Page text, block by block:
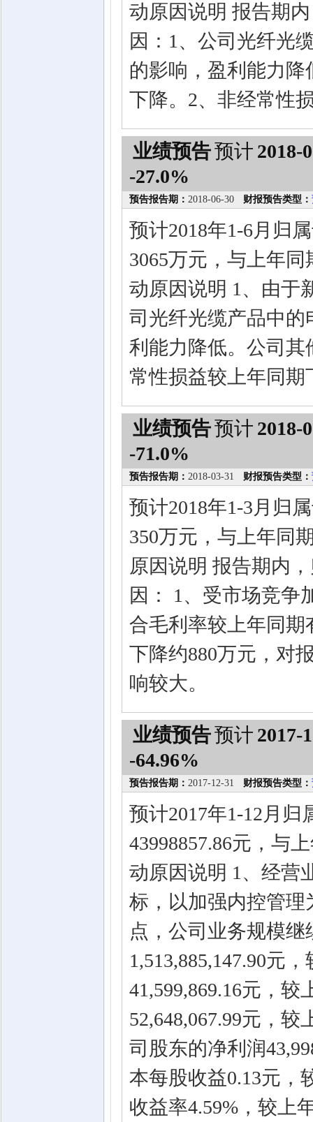
动原因说明 报告期
因：1、公司光纤光
的影响，盈利能力
下降。2、非经常性
业绩预告预计 2018-
-27.0%
预告报告期： 2018-06-30 财报预告类型：
预计2018年1-6月归
3065万元，与上年
动原因说明 1、由于
司光纤光缆产品中
利能力降低。公司其
常性损益较上年同期
业绩预告预计 2018-
-71.0%
预告报告期： 2018-03-31 财报预告类型：
预计2018年1-3月归
350万元，与上年同
原因说明 报告期内
因： 1、受市场竞争
合毛利率较上年同期
下降约880万元，对
响较大。
业绩预告预计 2017-
-64.96%
预告报告期： 2017-12-31 财报预告类型：
预计2017年1-12月
43998857.86元，与
动原因说明 1、经营
标，以加强内控管
点，公司业务规模
1,513,885,147.90元
41,599,869.16元，
52,648,067.99元，
司股东的净利润
本每股收益0.13元，
收益率4.59%，较上